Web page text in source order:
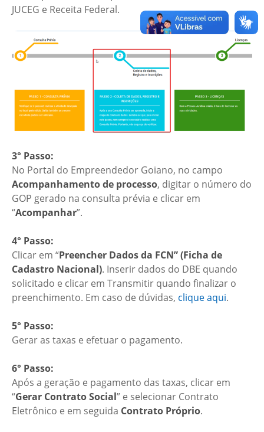
JUCEG e Receita Federal.
3° Passo:
No Portal do Empreendedor Goiano, no campo
Acompanhamento de processo, digitar o número do
GOP gerado na consulta prévia e clicar em
“Acompanhar”.
4° Passo:
Clicar em “Preencher Dados da FCN” (Ficha de
Cadastro Nacional). Inserir dados do DBE quando
solicitado e clicar em Transmitir quando finalizar o
preenchimento. Em caso de dúvidas, clique aqui.
5° Passo:
Gerar as taxas e efetuar o pagamento.
6° Passo:
Após a geração e pagamento das taxas, clicar em
“Gerar Contrato Social” e selecionar Contrato
Eletrônico e em seguida Contrato Próprio.